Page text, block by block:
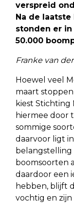
verspreid
Na de
stonden er
50.000
Franke van
Hoewel veel
maart
kiest Stichting
hiermee door
sommige
daarvoor ligt
belangstelling
boomsoorten
daardoor een
hebben, blijft
vochtig en